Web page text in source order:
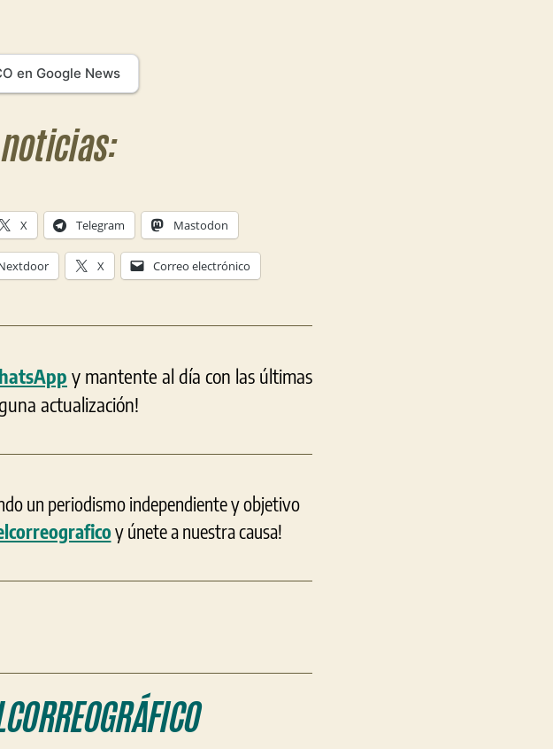
en Google News
X Telegram Mastodon
X Correo electrónico
y mantente al día con las últimas
actualización!
un periodismo independiente y objetivo
y únete a nuestra causa!